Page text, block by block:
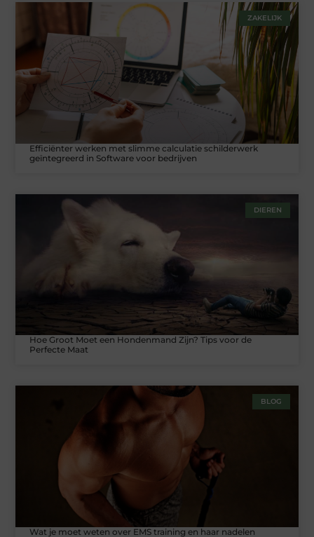
ZAKELIJK
Efficiënter werken met slimme calculatie schilderwerk
geïntegreerd in Software voor bedrijven
DIEREN
Hoe Groot Moet een Hondenmand Zijn? Tips voor de
Perfecte Maat
BLOG
Wat je moet weten over EMS training en haar nadelen